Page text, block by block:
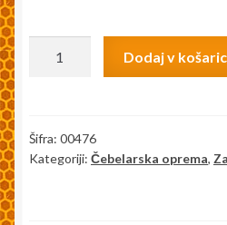
Trgovina Dodaj v
Šifra: 00476
Kategoriji: Čebelarska oprema,